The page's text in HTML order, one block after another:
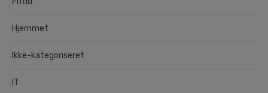
Hjemmet
Ikke-kategoriseret
IT